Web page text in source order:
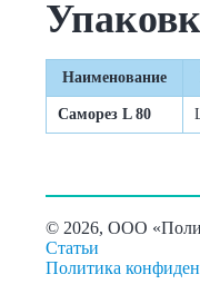
Наименование
Саморез L 80
©2026, ООО
Статьи
Политика